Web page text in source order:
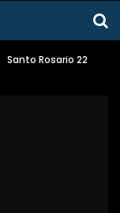
Santo Rosario 22